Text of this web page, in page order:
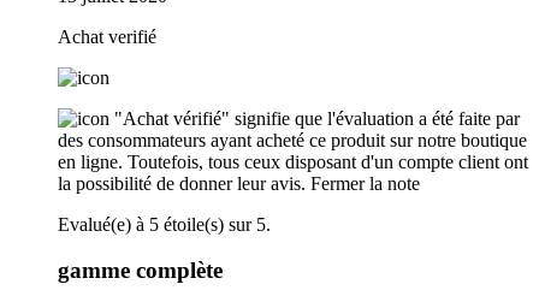
Achat verifié
"Achat vérifié" signifie que l'évaluation a été faite par
des consommateurs ayant acheté ce produit sur notre boutique
en ligne. Toutefois, tous ceux disposant d'un compte client ont
la possibilité de donner leur avis. Fermer la note
Evalué(e) à 5 étoile(s) sur 5.
gamme complète